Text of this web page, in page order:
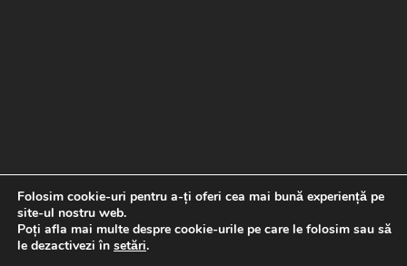
Copyright © 2026 Banda de picurare |
Folosim cookie-uri pentru a-ți oferi cea mai bună experiență pe
site-ul nostru web.
Poți afla mai multe despre cookie-urile pe care le folosim sau să
le dezactivezi în setări.